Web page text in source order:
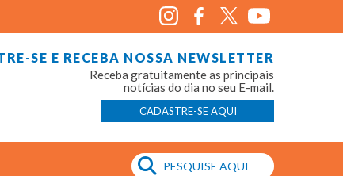
SE E RECEBA NOSSA NEWSLETTER
Receba gratuitamente as principais
notícias do dia no seu E-mail.
CADASTRE-SE AQUI